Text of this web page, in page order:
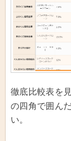
徹底比較表を
の四角で囲ん
い。